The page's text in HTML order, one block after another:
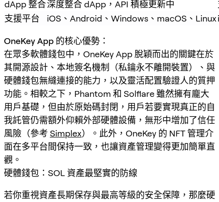
dApp 整合深度整合 dApp，API 積極更新中
支援平台
iOS、Android、Windows、macOS、Linux
OneKey App 的核心優勢：
在眾多軟體錢包中，OneKey App 脫穎而出的關鍵在於
其開源設計、本地簽名機制（私鑰永不離開裝置）、與
硬體錢包無縫連接的能力，以及靈活配置驗證人的質押
功能。相較之下，Phantom 和 Solflare 雖然擁有龐大
用戶基礎，但由於原始碼封閉，用戶若要實現真正的自
我託管仍需額外仰賴外部硬體設備，無形中增加了信任
風險（參考 Simplex）。此外，OneKey 的 NFT 管理介
面在多平台間保持一致，也讓資產管理變得更加簡單直
觀。
硬體錢包：SOL 資產最堅實的防線
若你重視資產長期保存與最高等級的安全保障，那麼硬